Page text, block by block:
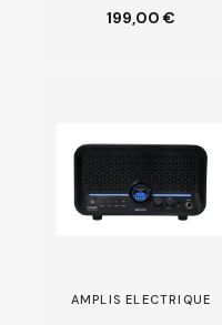
199,00 €
Ajouter au
panier
AMPLIS ELECTRIQUE